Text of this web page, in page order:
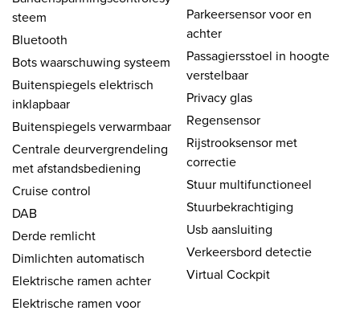
steem
Bluetooth
Bots waarschuwing systeem
Buitenspiegels elektrisch
inklapbaar
Buitenspiegels verwarmbaar
Centrale deurvergrendeling
met afstandsbediening
Cruise control
DAB
Derde remlicht
Dimlichten automatisch
Elektrische ramen achter
Elektrische ramen voor
Parkeersensor voor en
achter
Passagiersstoel in hoogte
verstelbaar
Privacy glas
Regensensor
Rijstrooksensor met
correctie
Stuur multifunctioneel
Stuurbekrachtiging
Usb aansluiting
Verkeersbord detectie
Virtual Cockpit